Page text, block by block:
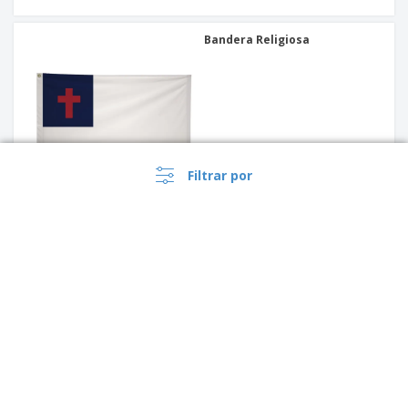
Filtrar por
Bandera Religiosa